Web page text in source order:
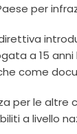
per
a 15
come
per le altre
a livello